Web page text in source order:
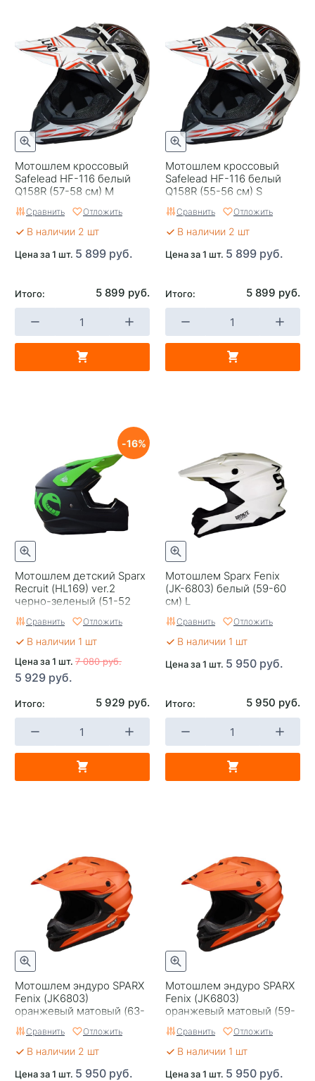
Мотошлем кроссовый
Safelead HF-116 белый
Q158R (57-58 см) M
Сравнить Отложить
В наличии 2 шт
Цена за 1 шт. 5 899 руб.
Итого: 5 899 руб.
Мотошлем кроссовый
Safelead HF-116 белый
Q158R (55-56 см) S
Сравнить Отложить
В наличии 2 шт
Цена за 1 шт. 5 899 руб.
Итого: 5 899 руб.
Мотошлем детский Sparx
Recruit (HL169) ver.2
черно-зеленый (51-52
см) YS (Youth Small)
16
Сравнить Отложить
В наличии 1 шт
Цена за 1 шт. 7 080 руб.
5 929 руб.
Итого: 5 929 руб.
Мотошлем Sparx Fenix
(JK-6803) белый (59-60
см) L
Сравнить Отложить
В наличии 1 шт
Цена за 1 шт. 5 950 руб.
Итого: 5 950 руб.
Мотошлем эндуро SPARX
Fenix (JK6803)
оранжевый матовый (63-
64 см) 2XL
Сравнить Отложить
В наличии 2 шт
Цена за 1 шт. 5 950 руб.
Мотошлем эндуро SPARX
Fenix (JK6803)
оранжевый матовый (59-
60 см) L
Сравнить Отложить
В наличии 1 шт
Цена за 1 шт. 5 950 руб.